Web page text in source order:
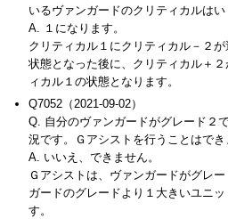
いるヴァンガードのクリティカルは
A. １になります。
クリティカル１にクリティカル－２
状態となった後に、クリティカル＋
ィカル１の状態となります。
Q7052（2021-09-02）
Q. 自分のヴァンガードがグレード２
況です。Ｇアシストを行うことはでき
A. いいえ、できません。
Ｇアシストは、ヴァンガードがグレ
ガードのグレードより１大きいユニ
す。